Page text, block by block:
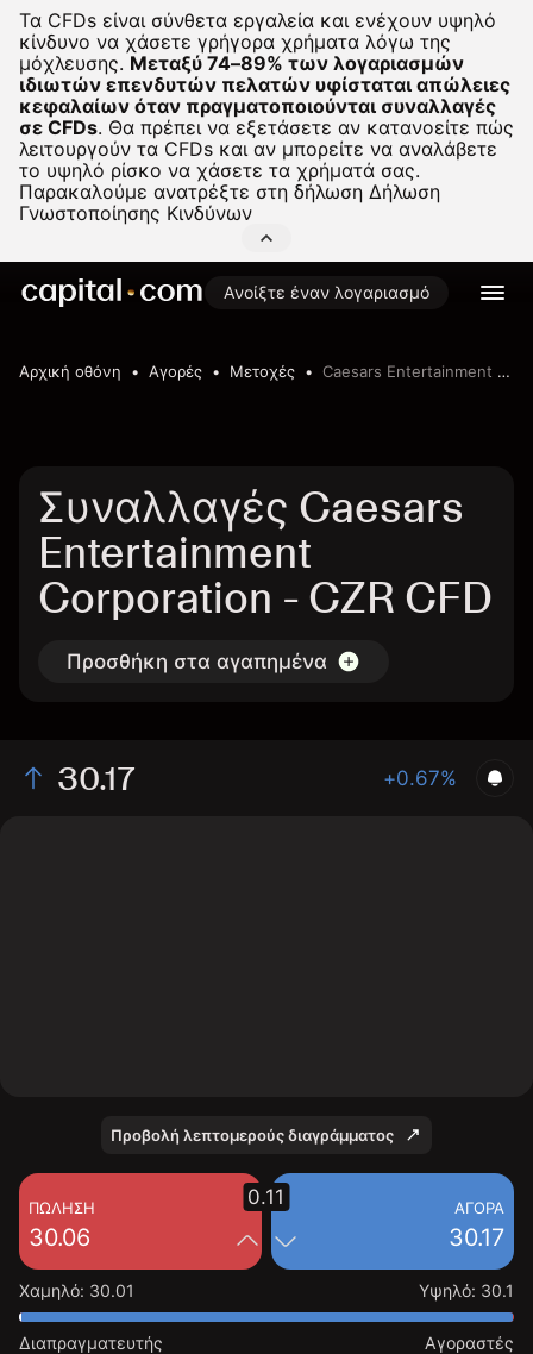
Τα CFDs είναι σύνθετα εργαλεία και ενέχουν υψηλό
κίνδυνο να χάσετε γρήγορα χρήματα λόγω της
μόχλευσης. Μεταξύ 74–89% των λογαριασμών
ιδιωτών επενδυτών πελατών υφίσταται απώλειες
κεφαλαίων όταν πραγματοποιούνται συναλλαγές
σε CFDs. Θα πρέπει να εξετάσετε αν κατανοείτε πώς
λειτουργούν τα CFDs και αν μπορείτε να αναλάβετε
το υψηλό ρίσκο να χάσετε τα χρήματά σας.
Παρακαλούμε ανατρέξτε στη δήλωση Δήλωση
Γνωστοποίησης Κινδύνων
Ανοίξτε έναν λογαριασμό
Αρχική οθόνη Αγορές Μετοχές Caesars Entertainment Corporation
Συναλλαγές Caesars
Entertainment
Corporation - CZR CFD
Προσθήκη στα αγαπημένα
30.17 +0.67%
Προβολή λεπτομερούς διαγράμματος
ΠΏΛΗΣΗ
30.06
ΑΓΟΡΆ
30.17
0.11
Χαμηλό: 30.01 Υψηλό: 30.1
Διαπραγματευτής Αγοραστές